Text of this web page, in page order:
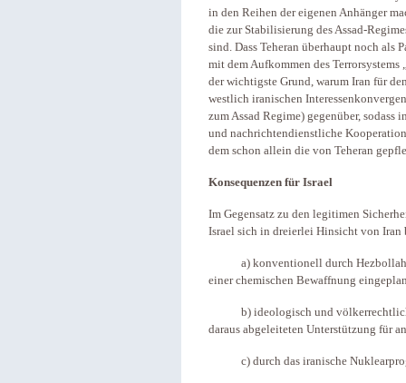
in den Reihen der eigenen Anhänger
die zur Stabilisierung des Assad-
sind. Dass Teheran überhaupt noch als
mit dem Aufkommen des
der wichtigste Grund, warum Iran für
westlich iranischen
zum Assad Regime) gegenüber,
und nachrichtendienstliche
dem schon allein die von Teheran
Konsequenzen für Israel
Im Gegensatz zu den legitimen
Israel sich in dreierlei Hinsicht von Iran
a) konventionell durch Hezbollah,
einer chemischen Bewaffnung
b) ideologisch und völkerrechtlich
daraus abgeleiteten Unterstützung für
c) durch das iranische